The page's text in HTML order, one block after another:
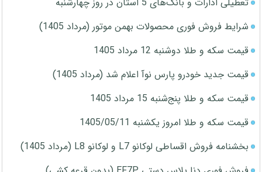
شرایط فروش فوری محصولات بهمن موتور (مرداد 1405)
قیمت سکه و طلا دوشنبه 12 مرداد 1405
قیمت جدید خودرو پارس نوآ اعلام شد (مرداد 1405)
قیمت سکه و طلا پنج‌شنبه 15 مرداد 1405
قیمت سکه و طلا امروز یکشنبه 1405/05/11
بخشنامه فروش اقساطی لوکانو L7 و لوکانو L8 (مرداد 1405)